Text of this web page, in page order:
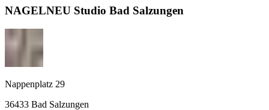
NAGELNEU Studio Bad Salzungen
Nappenplatz 29
36433 Bad Salzungen